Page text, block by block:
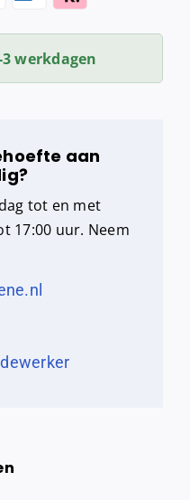
3 werkdagen
aan
tot en met
17:00 uur. Neem